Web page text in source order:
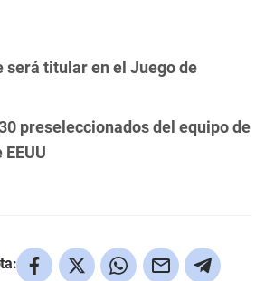
será titular en el Juego de
preseleccionados del equipo de